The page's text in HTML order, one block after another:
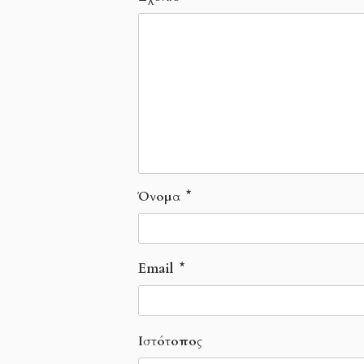
Όνομα *
Email *
Ιστότοπος